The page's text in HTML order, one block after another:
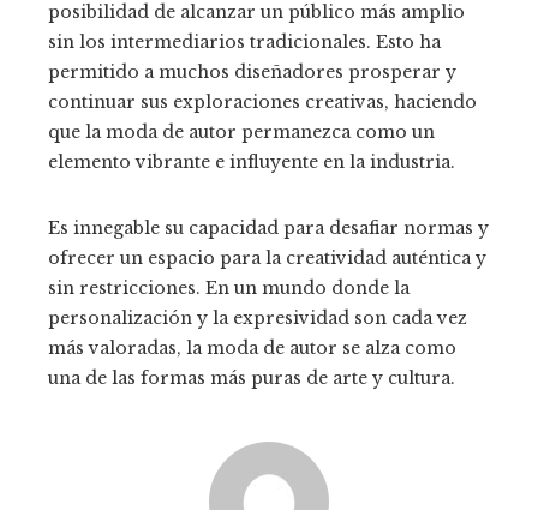
posibilidad de alcanzar un público más amplio
sin los intermediarios tradicionales. Esto ha
permitido a muchos diseñadores prosperar y
continuar sus exploraciones creativas, haciendo
que la moda de autor permanezca como un
elemento vibrante e influyente en la industria.
Es innegable su capacidad para desafiar normas y
ofrecer un espacio para la creatividad auténtica y
sin restricciones. En un mundo donde la
personalización y la expresividad son cada vez
más valoradas, la moda de autor se alza como
una de las formas más puras de arte y cultura.